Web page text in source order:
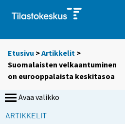
Etusivu >Artikkelit >
Suomalaisten velkaantuminen
on eurooppalaista keskitasoa
Avaa valikko
ARTIKKELIT